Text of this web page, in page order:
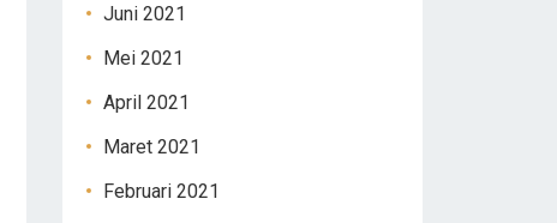
Juni 2021
Mei 2021
April 2021
Maret 2021
Februari 2021